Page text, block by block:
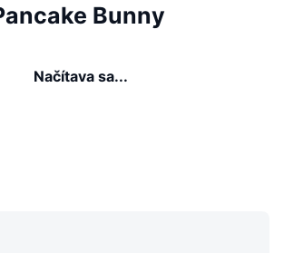
Bunny
Načítava sa...